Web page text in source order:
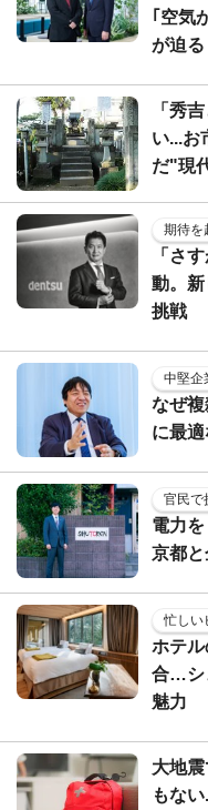
｢空気
が迫る
「秀
い...お
だ"現
期待を
「さ
動。
挑戦
中堅企
なぜ
に最
官民で
電力
京都
忙しい
ホテ
合…シ
魅力
大地
もな